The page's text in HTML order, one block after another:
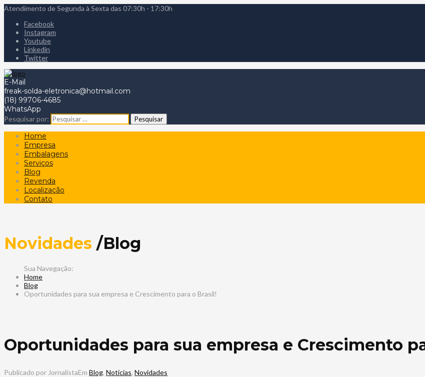
Atendimento de Segunda à Sexta das 07:30h - 17:30h
Facebook
Instagram
Youtube
Linkedin
Twitter
E-Mail
freak-solda-eletronica@hotmail.com
(18) 99706-4685
WhatsApp
Pesquisar por:
Home
Empresa
Embalagens
Serviços
Blog
Revenda
Localização
Contato
Novidades /Blog
Home
Blog
Oportunidades para sua empresa e Crescimento para o Brasil!
Oportunidades para sua empresa e Crescimento
Publicado por JornalistaEm Blog, Notícias, Novidades